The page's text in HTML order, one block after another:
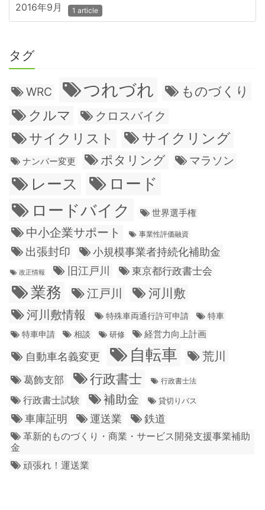
2016年9月 1 article
タグ
WRC つれづれ ものづくり
クルマ クロスバイク
サイクリスト サイクリング
ナンバー変更 ポタリング マラソン
レース
ロード
ロードバイク
世界選手権
中小企業サポート 事業性評価融資
出張封印 小規模事業者持続化補助金
改正情報 旧江戸川 東京都行政書士会
業務 江戸川
河川敷
河川敷情報
特殊車両通行許可申請
特車
特車申請
相談 研修 経営力向上計画
自動車名義変更 自転車 荒川
葛飾支部 行政書士 行政書士法
行政書士試験 補助金 貸切りバス
車庫証明 運送業 鉄道
革新的ものづくり・商業・サービス開発支援事業補助
金
頑張れ！運送業